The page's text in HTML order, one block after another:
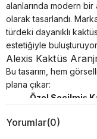
alanlarında modern
olarak tasarlandı.
türdeki dayanıklı
estetiğiyle
Alexis Kaktüs
Bu tasarım, hem
plana çıkar:
Özel Seçilmiş
derinlik katar.
Yorumlar(0)